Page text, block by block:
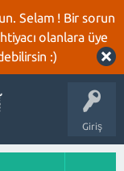
Selam ! Bir sorun
olanlara üye
:)
Giriş